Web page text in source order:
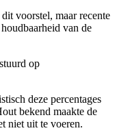
voorstel, maar recente
van de
op
deze percentages
bekend maakte de
niet uit te voeren.